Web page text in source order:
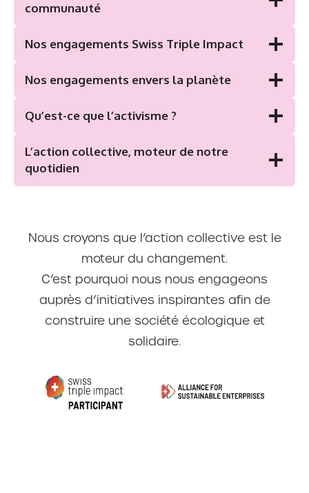
communauté
Nos engagements Swiss Triple Impact
Nos engagements envers la planète
Qu’est-ce que l’activisme ?
L’action collective, moteur de notre
quotidien
Nous croyons que l’action collective est le
moteur du changement.
C’est pourquoi nous nous engageons
auprès d’initiatives inspirantes afin de
construire une société écologique et
solidaire.